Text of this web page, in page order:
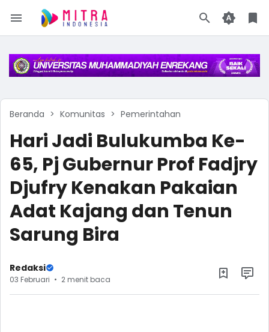
Beranda Komunitas Pemerintahan
Hari Jadi Bulukumba Ke-
65, Pj Gubernur Prof Fadjry
Djufry Kenakan Pakaian
Adat Kajang dan Tenun
Sarung Bira
Redaksi
03 Februari 2 menit baca